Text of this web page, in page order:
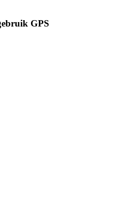
GPS